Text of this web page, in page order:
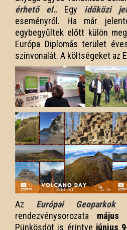
érhető el.. Egy időközi
eseményről. Ha már
egybegyűltek előtt külön
Európa Diplomás terület
színvonalát. A költségeket az
Az Európai Geoparkok
rendezvénysorozata május
Pünkösdöt is érintve június